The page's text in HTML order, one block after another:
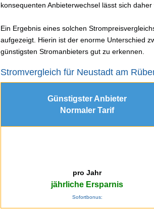
konsequenten Anbieterwechsel lässt sich daher
Ein Ergebnis eines solchen
aufgezeigt. Hierin ist der enorme Unterschied
günstigsten Stromanbieters gut zu erkennen.
Stromvergleich für Neustadt am
Günstigster Anbieter
Normaler Tarif
pro Jahr
jährliche Ersparnis
Sofortbonus: